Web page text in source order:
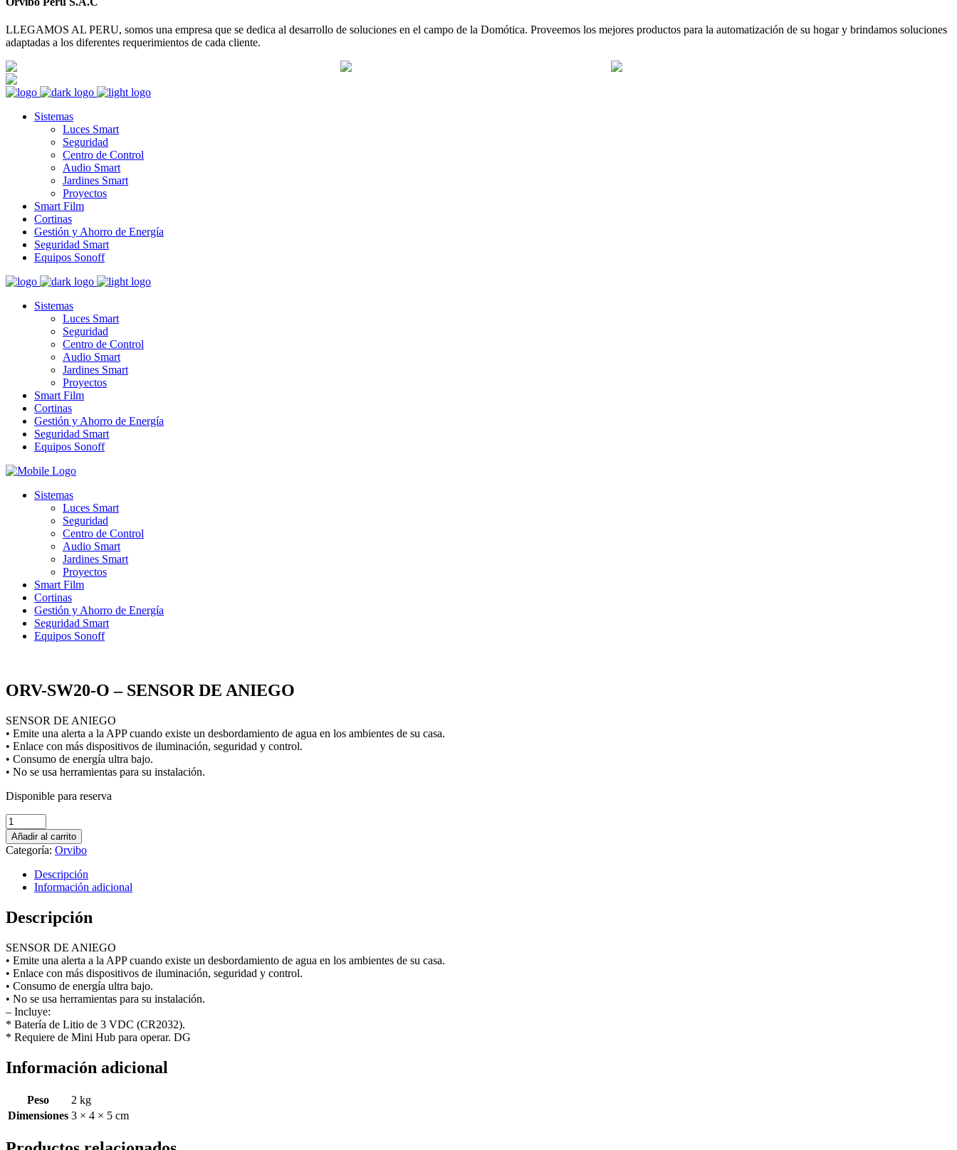
LLEGAMOS AL PERU, somos una empresa que se dedica al desarrollo de soluciones en el campo de la Domótica. Proveemos los mejores productos para la automatización de su hogar y brindamos soluciones
adaptadas a los diferentes requerimientos de cada cliente.
Sistemas
Luces Smart
Seguridad
Centro de Control
Audio Smart
Jardines Smart
Proyectos
Smart Film
Cortinas
Gestión y Ahorro de Energía
Seguridad Smart
Equipos Sonoff
Sistemas
Luces Smart
Seguridad
Centro de Control
Audio Smart
Jardines Smart
Proyectos
Smart Film
Cortinas
Gestión y Ahorro de Energía
Seguridad Smart
Equipos Sonoff
Sistemas
Luces Smart
Seguridad
Centro de Control
Audio Smart
Jardines Smart
Proyectos
Smart Film
Cortinas
Gestión y Ahorro de Energía
Seguridad Smart
Equipos Sonoff
ORV-SW20-O – SENSOR DE ANIEGO
SENSOR DE ANIEGO
• Emite una alerta a la APP cuando existe un desbordamiento de agua en los ambientes de su casa.
• Enlace con más dispositivos de iluminación, seguridad y control.
• Consumo de energía ultra bajo.
• No se usa herramientas para su instalación.
Disponible para reserva
ORV-
SW20-
O
–
SENSOR
ANIEGO
quantity
Añadir al carrito
Categoría: Orvibo
Descripción
Información adicional
Descripción
SENSOR DE ANIEGO
• Emite una alerta a la APP cuando existe un desbordamiento de agua en los ambientes de su casa.
• Enlace con más dispositivos de iluminación, seguridad y control.
• Consumo de energía ultra bajo.
• No se usa herramientas para su instalación.
– Incluye:
* Batería de Litio de 3 VDC (CR2032).
* Requiere de Mini Hub para operar. DG
Información adicional
Peso
2 kg
Dimensiones 3 × 4 × 5 cm